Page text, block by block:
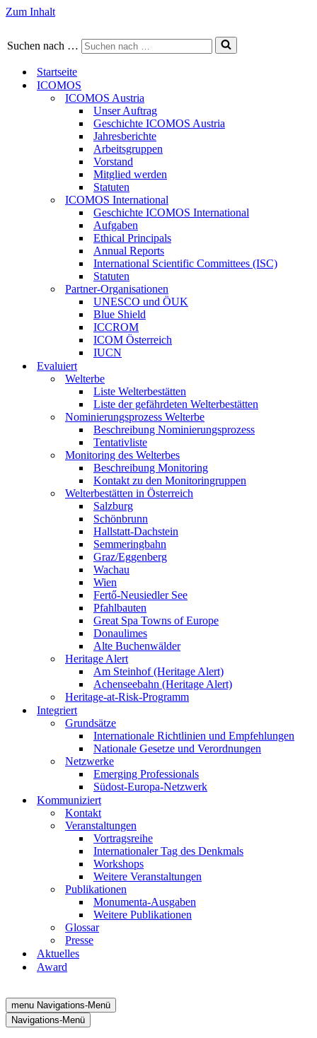
Zum Inhalt
Suchen nach …
Startseite
ICOMOS
ICOMOS Austria
Unser Auftrag
Geschichte ICOMOS Austria
Jahresberichte
Arbeitsgruppen
Vorstand
Mitglied werden
Statuten
ICOMOS International
Geschichte ICOMOS International
Aufgaben
Ethical Principals
Annual Reports
International Scientific Committees (ISC)
Statuten
Partner-Organisationen
UNESCO und ÖUK
Blue Shield
ICCROM
ICOM Österreich
IUCN
Evaluiert
Welterbe
Liste Welterbestätten
Liste der gefährdeten Welterbestätten
Nominierungsprozess Welterbe
Beschreibung Nominierungsprozess
Tentativliste
Monitoring des Welterbes
Beschreibung Monitoring
Kontakt zu den Monitoringruppen
Welterbestätten in Österreich
Salzburg
Schönbrunn
Hallstatt-Dachstein
Semmeringbahn
Graz/Eggenberg
Wachau
Wien
Fertő-Neusiedler See
Pfahlbauten
Great Spa Towns of Europe
Donaulimes
Alte Buchenwälder
Heritage Alert
Am Steinhof (Heritage Alert)
Achenseebahn (Heritage Alert)
Heritage-at-Risk-Programm
Integriert
Grundsätze
Internationale Richtlinien und Empfehlungen
Nationale Gesetze und Verordnungen
Netzwerke
Emerging Professionals
Südost-Europa-Netzwerk
Kommuniziert
Kontakt
Veranstaltungen
Vortragsreihe
Internationaler Tag des Denkmals
Workshops
Weitere Veranstaltungen
Publikationen
Monumenta-Ausgaben
Weitere Publikationen
Glossar
Presse
Aktuelles
Award
menu Navigations-Menü
Navigations-Menü